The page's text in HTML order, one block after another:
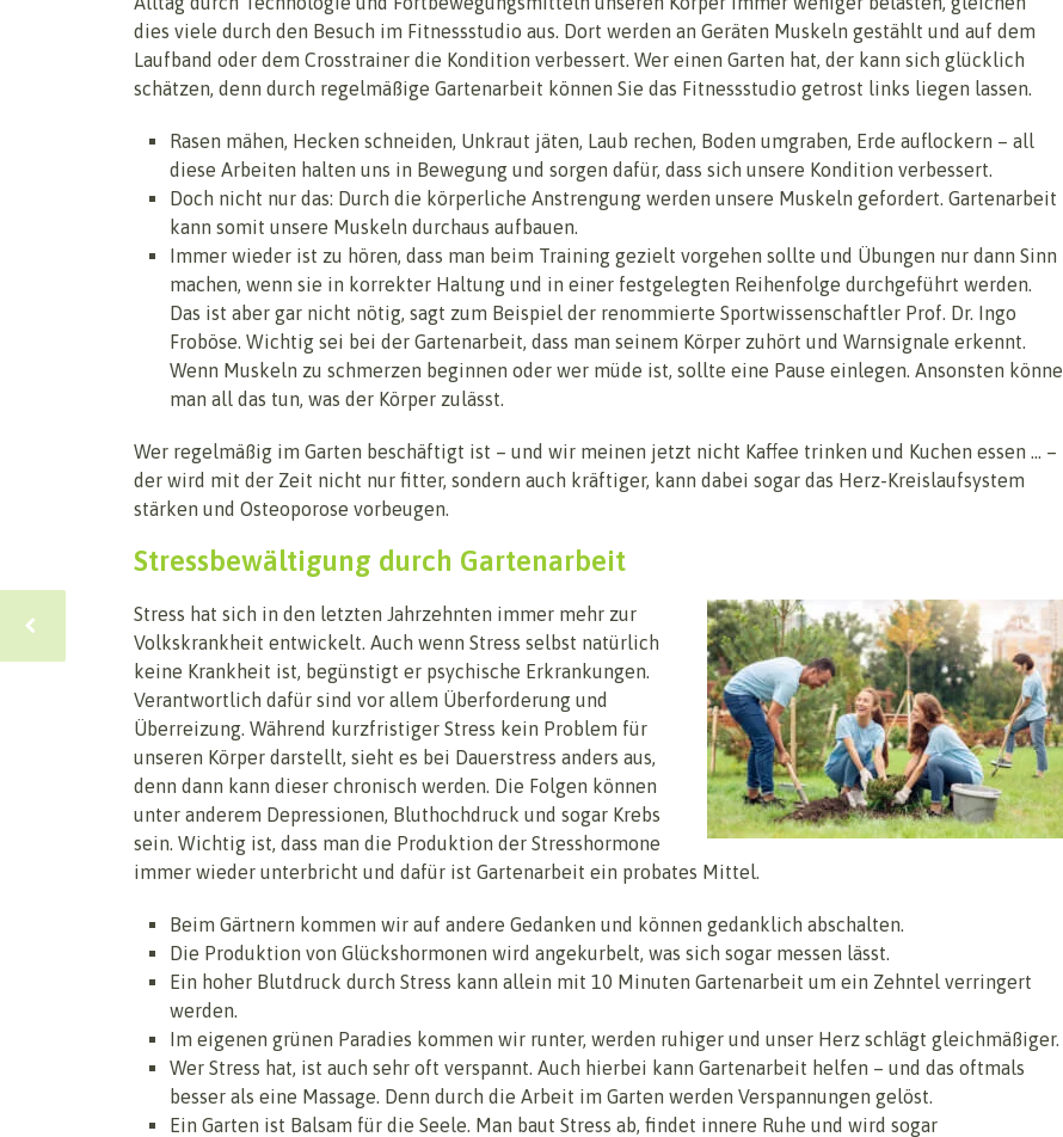
dies viele durch den Besuch im Fitnessstudio aus. Dort werden an Geräten Muskeln gestählt und auf dem
Laufband oder dem Crosstrainer die Kondition verbessert. Wer einen Garten hat, der kann sich glücklich
schätzen, denn durch regelmäßige Gartenarbeit können Sie das Fitnessstudio getrost links liegen lassen.
Rasen mähen, Hecken schneiden, Unkraut jäten, Laub rechen, Boden umgraben, Erde auflockern – all
diese Arbeiten halten uns in Bewegung und sorgen dafür, dass sich unsere Kondition verbessert.
Doch nicht nur das: Durch die körperliche Anstrengung werden unsere Muskeln gefordert. Gartenarbeit
kann somit unsere Muskeln durchaus aufbauen.
Immer wieder ist zu hören, dass man beim Training gezielt vorgehen sollte und Übungen nur dann Sinn
machen, wenn sie in korrekter Haltung und in einer festgelegten Reihenfolge durchgeführt werden.
Das ist aber gar nicht nötig, sagt zum Beispiel der renommierte Sportwissenschaftler Prof. Dr. Ingo
Froböse. Wichtig sei bei der Gartenarbeit, dass man seinem Körper zuhört und Warnsignale erkennt.
Wenn Muskeln zu schmerzen beginnen oder wer müde ist, sollte eine Pause einlegen. Ansonsten könne
man all das tun, was der Körper zulässt.
Wer regelmäßig im Garten beschäftigt ist – und wir meinen jetzt nicht Kaffee trinken und Kuchen essen … –
der wird mit der Zeit nicht nur fitter, sondern auch kräftiger, kann dabei sogar das Herz-Kreislaufsystem
stärken und Osteoporose vorbeugen.
Stressbewältigung durch Gartenarbeit
Stress hat sich in den letzten Jahrzehnten immer mehr zur
Volkskrankheit entwickelt. Auch wenn Stress selbst natürlich
keine Krankheit ist, begünstigt er psychische Erkrankungen.
Verantwortlich dafür sind vor allem Überforderung und
Überreizung. Während kurzfristiger Stress kein Problem für
unseren Körper darstellt, sieht es bei Dauerstress anders aus,
denn dann kann dieser chronisch werden. Die Folgen können
unter anderem Depressionen, Bluthochdruck und sogar Krebs
sein. Wichtig ist, dass man die Produktion der Stresshormone
immer wieder unterbricht und dafür ist Gartenarbeit ein probates Mittel.
Beim Gärtnern kommen wir auf andere Gedanken und können gedanklich abschalten.
Die Produktion von Glückshormonen wird angekurbelt, was sich sogar messen lässt.
Ein hoher Blutdruck durch Stress kann allein mit 10 Minuten Gartenarbeit um ein Zehntel verringert
werden.
Im eigenen grünen Paradies kommen wir runter, werden ruhiger und unser Herz schlägt gleichmäßiger.
Wer Stress hat, ist auch sehr oft verspannt. Auch hierbei kann Gartenarbeit helfen – und das oftmals
besser als eine Massage. Denn durch die Arbeit im Garten werden Verspannungen gelöst.
Ein Garten ist Balsam für die Seele. Man baut Stress ab, findet innere Ruhe und wird sogar